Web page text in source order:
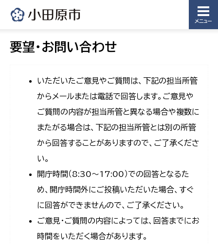
メニュー
要望・お問い合わせ
いただいたご意見やご質問は、下記の担当所管
からメールまたは電話で回答します。ご意見や
ご質問の内容が担当所管と異なる場合や複数に
またがる場合は、下記の担当所管とは別の所管
から回答することがありますので、ご了承くださ
い。
開庁時間（8:30〜17:00）での回答となるた
め、開庁時間外にご投稿いただいた場合、すぐ
に回答ができませんので、ご了承ください。
ご意見・ご質問の内容によっては、回答までにお
時間をいただく場合があります。